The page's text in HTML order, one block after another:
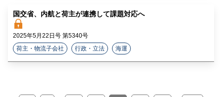
国交省、内航と荷主が連携して課題対応へ
2025年5月22日号 第5340号
荷主・物流子会社
行政・立法 海運